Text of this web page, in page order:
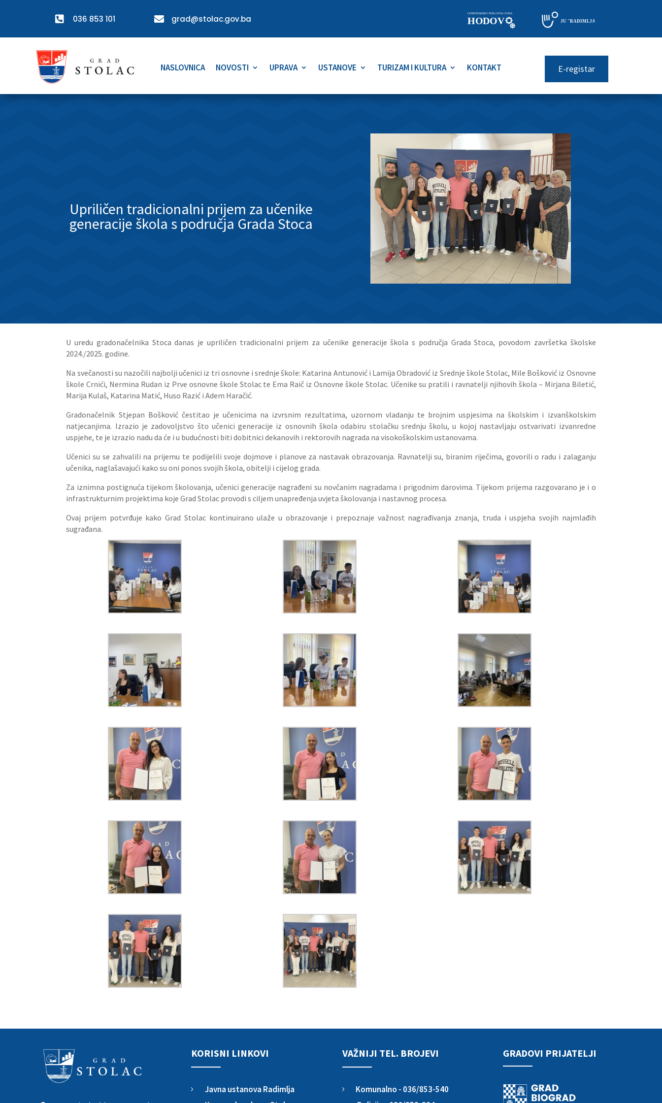
 036 853 101  grad@stolac.gov.ba
NASLOVNICA NOVOSTI UPRAVA USTANOVE TURIZAM I KULTURA KONTAKT E-registar
Upriličen tradicionalni prijem za učenike
generacije škola s područja Grada Stoca
U uredu gradonačelnika Stoca danas je upriličen tradicionalni prijem za učenike generacije škola s područja Grada Stoca, povodom završetka školske
2024./2025. godine.
Na svečanosti su nazočili najbolji učenici iz tri osnovne i srednje škole: Katarina Antunović i Lamija Obradović iz Srednje škole Stolac, Mile Bošković iz Osnovne
škole Crnići, Nermina Rudan iz Prve osnovne škole Stolac te Ema Raič iz Osnovne škole Stolac. Učenike su pratili i ravnatelji njihovih škola – Mirjana Biletić,
Marija Kulaš, Katarina Matić, Huso Razić i Adem Haračić.
Gradonačelnik Stjepan Bošković čestitao je učenicima na izvrsnim rezultatima, uzornom vladanju te brojnim uspjesima na školskim i izvanškolskim
natjecanjima. Izrazio je zadovoljstvo što učenici generacije iz osnovnih škola odabiru stolačku srednju školu, u kojoj nastavljaju ostvarivati izvanredne
uspjehe, te je izrazio nadu da će i u budućnosti biti dobitnici dekanovih i rektorovih nagrada na visokoškolskim ustanovama.
Učenici su se zahvalili na prijemu te podijelili svoje dojmove i planove za nastavak obrazovanja. Ravnatelji su, biranim riječima, govorili o radu i zalaganju
učenika, naglašavajući kako su oni ponos svojih škola, obitelji i cijelog grada.
Za iznimna postignuća tijekom školovanja, učenici generacije nagrađeni su novčanim nagradama i prigodnim darovima. Tijekom prijema razgovarano je i o
infrastrukturnim projektima koje Grad Stolac provodi s ciljem unapređenja uvjeta školovanja i nastavnog procesa.
Ovaj prijem potvrđuje kako Grad Stolac kontinuirano ulaže u obrazovanje i prepoznaje važnost nagrađivanja znanja, truda i uspjeha svojih najmlađih
sugrađana.
KORISNI LINKOVI
5 Javna ustanova Radimlja
VAŽNIJI TEL. BROJEVI
5 Komunalno - 036/853-540
GRADOVI PRIJATELJI